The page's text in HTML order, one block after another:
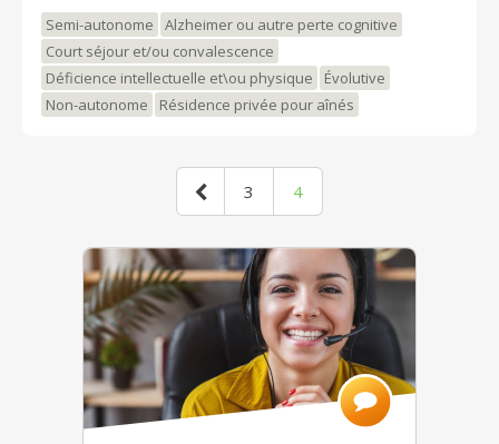
Semi-autonome
Alzheimer ou autre perte cognitive
Court séjour et/ou convalescence
Déficience intellectuelle et\ou physique
Évolutive
Non-autonome
Résidence privée pour aînés
3 4